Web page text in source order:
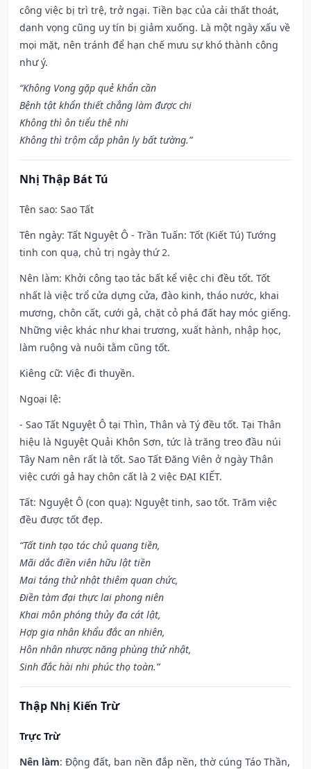
công việc bị trì trệ, trở ngại. Tiền bạc của cải thất thoát,
danh vọng cũng uy tín bị giảm xuống. Là một ngày xấu về
mọi mặt, nên tránh để hạn chế mưu sự khó thành công
như ý.
“Không Vong gặp quẻ khẩn cần
Bệnh tật khẩn thiết chẳng làm được chi
Không thì ôn tiểu thê nhi
Không thì trộm cắp phân ly bất tường.”
Nhị Thập Bát Tú
Tên sao: Sao Tất
Tên ngày: Tất Nguyệt Ô - Trần Tuấn: Tốt (Kiết Tú) Tướng
tinh con quạ, chủ trị ngày thứ 2.
Nên làm: Khởi công tạo tác bất kể việc chi đều tốt. Tốt
nhất là việc trổ cửa dựng cửa, đào kinh, tháo nước, khai
mương, chôn cất, cưới gả, chặt cỏ phá đất hay móc giếng.
Những việc khác như khai trương, xuất hành, nhập học,
làm ruộng và nuôi tằm cũng tốt.
Kiêng cữ: Việc đi thuyền.
Ngoại lệ:
- Sao Tất Nguyệt Ô tại Thìn, Thân và Tý đều tốt. Tại Thân
hiệu là Nguyệt Quải Khôn Sơn, tức là trăng treo đầu núi
Tây Nam nên rất là tốt. Sao Tất Đăng Viên ở ngày Thân
việc cưới gả hay chôn cất là 2 việc ĐẠI KIẾT.
Tất: Nguyệt Ô (con quạ): Nguyệt tinh, sao tốt. Trăm việc
đều được tốt đẹp.
“Tất tinh tạo tác chủ quang tiền,
Mãi dắc điền viên hữu lật tiền
Mai táng thử nhật thiêm quan chức,
Điền tàm đại thực lai phong niên
Khai môn phóng thủy đa cát lật,
Hợp gia nhân khẩu đắc an nhiên,
Hôn nhân nhược năng phùng thử nhật,
Sinh đắc hài nhi phúc thọ toàn.”
Thập Nhị Kiến Trừ
Trực Trừ
Nên làm: Động đất, ban nền đắp nền, thờ cúng Táo Thần,